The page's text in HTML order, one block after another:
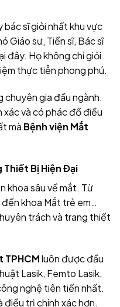
bác sĩ giỏi nhất khu vực
Giáo sư, Tiến sĩ, Bác sĩ
đây. Họ không chỉ giỏi
thực tiễn phong phú.
chuyên gia đầu ngành.
xác và có phác đồ điều
mà Bệnh viện Mắt
Thiết Bị Hiện Đại
khoa sâu về mắt. Từ
khoa Mắt trẻ em…
trách và trang thiết
TPHCMluôn được đầu
Lasik, Femto Lasik,
nghệ tiên tiến nhất.
điều trị chính xác hơn.